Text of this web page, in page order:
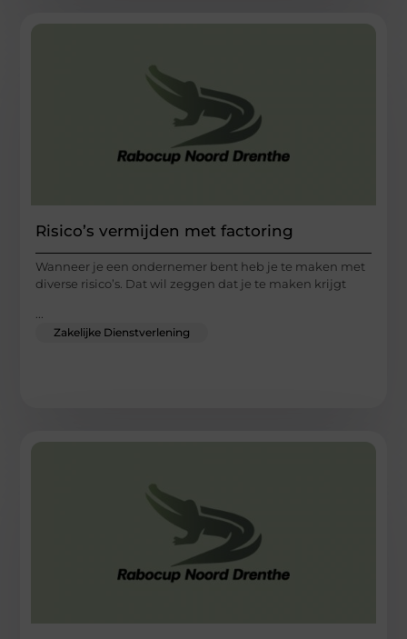
Risico’s vermijden met factoring
Wanneer je een ondernemer bent heb je te maken met
diverse risico’s. Dat wil zeggen dat je te maken krijgt
...
Zakelijke Dienstverlening